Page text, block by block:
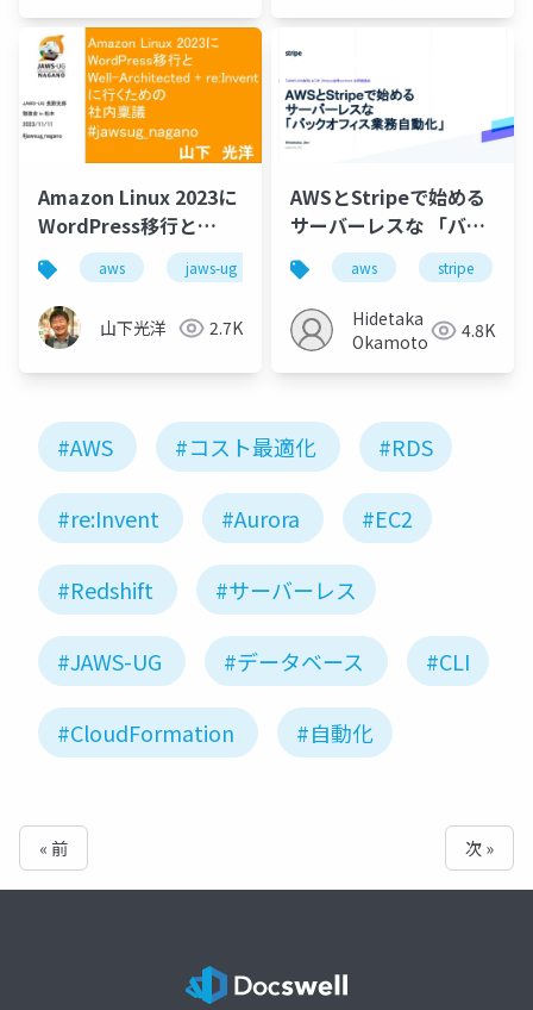
Amazon Linux 2023に
WordPress移行と
Well-Architected +
re:Inventに行くための
社内稟議
aws jaws-ug
山下光洋 2.7K
AWSとStripeで始める
サーバーレスな 「バッ
クオフィス業務自動
化」
aws stripe
Hidetaka
Okamoto
4.8K
#AWS #コスト最適化 #RDS
#re:Invent #Aurora #EC2
#Redshift #サーバーレス
#JAWS-UG #データベース #CLI
#CloudFormation #自動化
« 前 次 »